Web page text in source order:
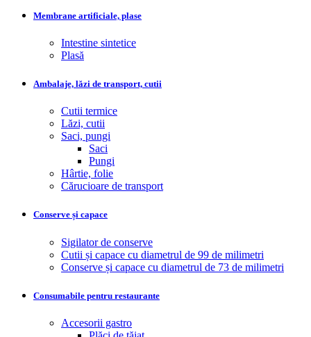
Membrane artificiale, plase
Intestine sintetice
Plasă
Ambalaje, lăzi de transport, cutii
Cutii termice
Lăzi, cutii
Saci, pungi
Saci
Pungi
Hârtie, folie
Cărucioare de transport
Conserve și capace
Sigilator de conserve
Cutii și capace cu diametrul de 99 de milimetri
Conserve și capace cu diametrul de 73 de milimetri
Consumabile pentru restaurante
Accesorii gastro